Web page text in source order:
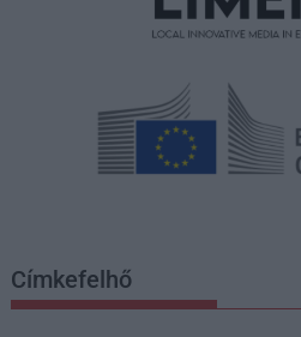
Címkefelhő